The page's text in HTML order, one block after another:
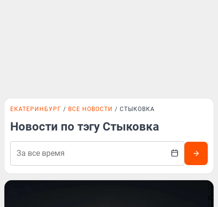
ЕКАТЕРИНБУРГ ВСЕ НОВОСТИ СТЫКОВКА
Новости по тэгу Стыковка